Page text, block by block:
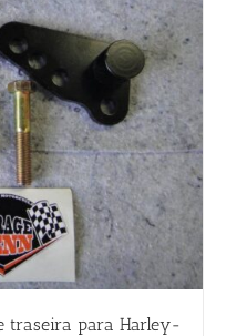
traseira para Harley-